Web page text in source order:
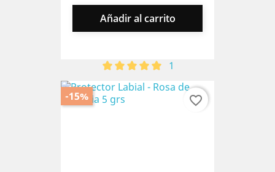
Añadir al carrito
1
-15% favorite_border